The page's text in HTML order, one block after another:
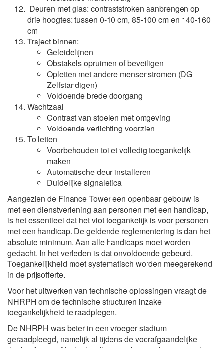
Deuren met glas: contraststroken aanbrengen op
drie hoogtes: tussen 0-10 cm, 85-100 cm en 140-160
cm
Traject binnen:
Geleidelijnen
Obstakels opruimen of beveiligen
Opletten met andere mensenstromen (DG
Zelfstandigen)
Voldoende brede doorgang
Wachtzaal
Contrast van stoelen met omgeving
Voldoende verlichting voorzien
Toiletten
Voorbehouden toilet volledig toegankelijk
maken
Automatische deur installeren
Duidelijke signaletica
Aangezien de Finance Tower een openbaar gebouw is
met een dienstverlening aan personen met een handicap,
is het essentieel dat het vlot toegankelijk is voor personen
met een handicap. De geldende reglementering is dan het
absolute minimum. Aan alle handicaps moet worden
gedacht. In het verleden is dat onvoldoende gebeurd.
Toegankelijkheid moet systematisch worden meegerekend
in de prijsofferte.
Voor het uitwerken van technische oplossingen vraagt de
NHRPH om de technische structuren inzake
toegankelijkheid te raadplegen.
De NHRPH was beter in een vroeger stadium
geraadpleegd, namelijk al tijdens de voorafgaandelijke